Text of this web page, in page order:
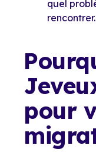
quel
rencontrer.
pour